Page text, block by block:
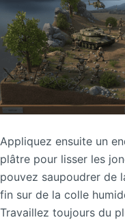
Appliquez ensuite un
plâtre pour lisser les
pouvez saupoudrer de
fin sur de la colle
Travaillez toujours du